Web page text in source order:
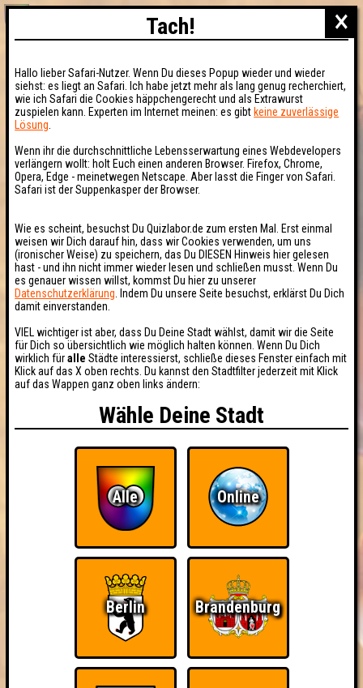
×
Tach!
Hallo lieber Safari-Nutzer. Wenn Du dieses Popup wieder und wieder
siehst: es liegt an Safari. Ich habe jetzt mehr als lang genug recherchiert,
wie ich Safari die Cookies häppchengerecht und als Extrawurst
zuspielen kann. Experten im Internet meinen: es gibt keine zuverlässige
Lösung
Wenn ihr die durchschnittliche Lebensserwartung eines Webdevelopers
verlängern wollt: holt Euch einen anderen Browser. Firefox, Chrome,
Opera, Edge - meinetwegen Netscape. Aber lasst die Finger von Safari.
Safari ist der Suppenkasper der Browser.
Wie es scheint, besuchst Du Quizlabor.de zum ersten Mal. Erst einmal
weisen wir Dich darauf hin, dass wir Cookies verwenden, um uns
(ironischer Weise) zu speichern, das Du DIESEN Hinweis hier gelesen
hast - und ihn nicht immer wieder lesen und schließen musst. Wenn Du
es genauer wissen willst, kommst Du hier zu unserer
Datenschutzerklärung . Indem Du unsere Seite besuchst, erklärst Du Dich
damit einverstanden.
VIEL wichtiger ist aber, dass Du Deine Stadt wählst, damit wir die Seite
für Dich so übersichtlich wie möglich halten können. Wenn Du Dich
wirklich füralle Städte interessierst, schließe dieses Fenster einfach mit
Klick auf das X oben rechts. Du kannst den Stadtfilter jederzeit mit Klick
auf das Wappen ganz oben links ändern:
Wähle Deine Stadt
Alle Online
Berlin Brandenburg